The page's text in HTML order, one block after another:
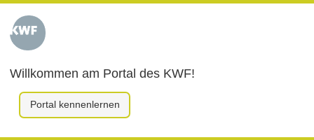
Willkommen am Portal des KWF!
Portal kennenlernen